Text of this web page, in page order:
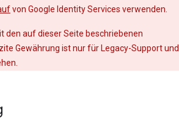
von Google Identity Services verwenden.
den auf dieser Seite beschriebenen
Gewährung ist nur für Legacy-Support und